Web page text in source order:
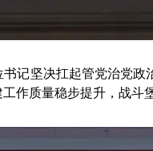
坚决扛起管党治党政
作质量稳步提升，战